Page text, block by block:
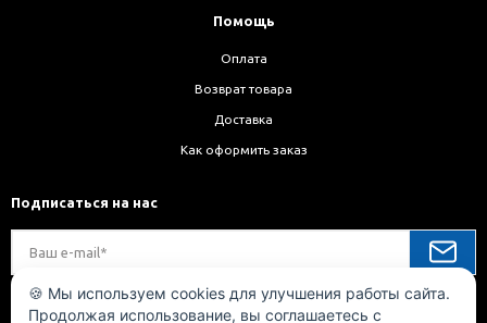
Помощь
Оплата
Возврат товара
Доставка
Как оформить заказ
Подписаться на нас
Мы в соц. сетях
🍪 Мы используем cookies для улучшения работы сайта.
Продолжая использование, вы соглашаетесь с